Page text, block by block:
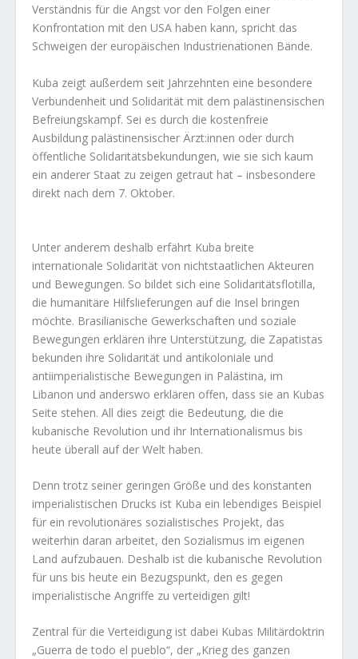
Verständnis für die Angst vor den Folgen einer
Konfrontation mit den USA haben kann, spricht das
Schweigen der europäischen Industrienationen Bände.
Kuba zeigt außerdem seit Jahrzehnten eine besondere
Verbundenheit und Solidarität mit dem palästinensischen
Befreiungskampf. Sei es durch die kostenfreie
Ausbildung palästinensischer Ärzt:innen oder durch
öffentliche Solidaritätsbekundungen, wie sie sich kaum
ein anderer Staat zu zeigen getraut hat – insbesondere
direkt nach dem 7. Oktober.
Unter anderem deshalb erfährt Kuba breite
internationale Solidarität von nichtstaatlichen Akteuren
und Bewegungen. So bildet sich eine Solidaritätsflotilla,
die humanitäre Hilfslieferungen auf die Insel bringen
möchte. Brasilianische Gewerkschaften und soziale
Bewegungen erklären ihre Unterstützung, die Zapatistas
bekunden ihre Solidarität und antikoloniale und
antiimperialistische Bewegungen in Palästina, im
Libanon und anderswo erklären offen, dass sie an Kubas
Seite stehen. All dies zeigt die Bedeutung, die die
kubanische Revolution und ihr Internationalismus bis
heute überall auf der Welt haben.
Denn trotz seiner geringen Größe und des konstanten
imperialistischen Drucks ist Kuba ein lebendiges Beispiel
für ein revolutionäres sozialistisches Projekt, das
weiterhin daran arbeitet, den Sozialismus im eigenen
Land aufzubauen. Deshalb ist die kubanische Revolution
für uns bis heute ein Bezugspunkt, den es gegen
imperialistische Angriffe zu verteidigen gilt!
Zentral für die Verteidigung ist dabei Kubas Militärdoktrin
„Guerra de todo el pueblo“, der „Krieg des ganzen